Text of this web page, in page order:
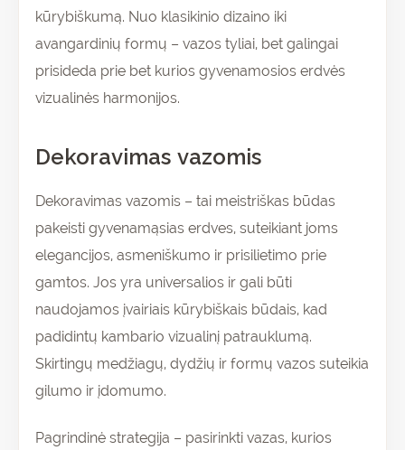
kūrybiškumą. Nuo klasikinio dizaino iki
avangardinių formų – vazos tyliai, bet galingai
prisideda prie bet kurios gyvenamosios erdvės
vizualinės harmonijos.
Dekoravimas vazomis
Dekoravimas vazomis – tai meistriškas būdas
pakeisti gyvenamąsias erdves, suteikiant joms
elegancijos, asmeniškumo ir prisilietimo prie
gamtos. Jos yra universalios ir gali būti
naudojamos įvairiais kūrybiškais būdais, kad
padidintų kambario vizualinį patrauklumą.
Skirtingų medžiagų, dydžių ir formų vazos suteikia
gilumo ir įdomumo.
Pagrindinė strategija – pasirinkti vazas, kurios